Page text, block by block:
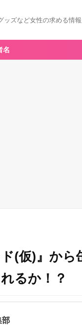
ッズなど女性の求める情
名
ド(仮)』か
るか！？
部